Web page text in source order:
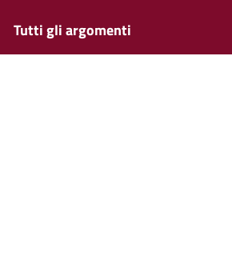
Tutti gli argomenti